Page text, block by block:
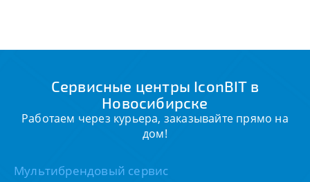
Сервисные центры IconBIT в
Новосибирске
Работаем через курьера, заказывайте прямо на
дом!
Мультибрендовый сервис